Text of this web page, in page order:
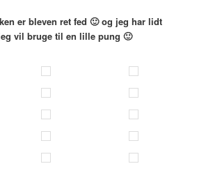
er bleven ret fed 🙂 og jeg har lidt
vil bruge til en lille pung 🙂